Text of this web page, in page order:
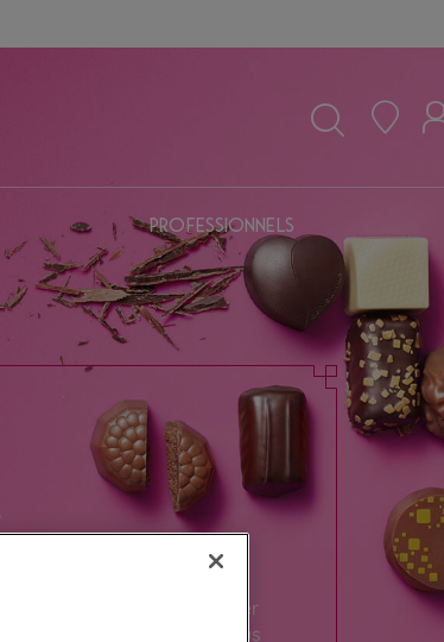
Professionnels
de Nîmes pour préparer
et gourmandises vous